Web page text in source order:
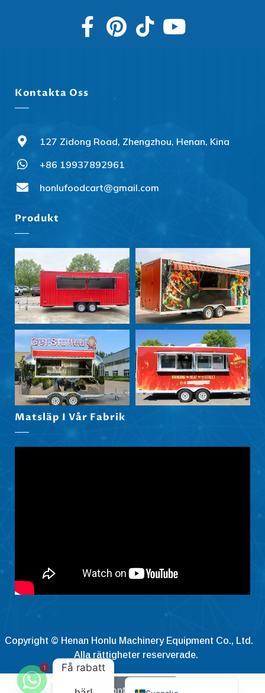
Kontakta Oss
127 Zidong Road, Zhengzhou, Henan, Kina
+86 19937892961
honlufoodcart@gmail.com
Produkt
Matsläp I Vår Fabrik
Copyright © Henan Honlu Machinery Equipment Co., Ltd.
Alla rättigheter reserverade.
Kontakta nu
English
Español
Français
Italiano
Português
Slovenščina
Latviešu valoda
Dansk
Hrvatski
Српски језик
Norsk nynorsk
Maori
Eesti
Norsk bokmål
1 Få rabatt